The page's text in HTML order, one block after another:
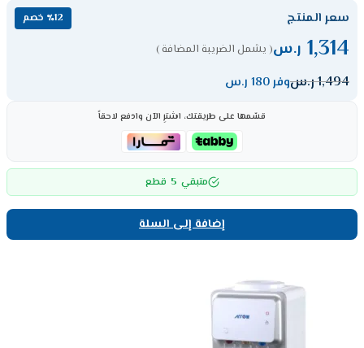
سعر المنتج ٪12 خصم
1,314 ر.س( يشمل الضريبة المضافة )
1,494ر.سوفر 180 ر.س
قسّمها على طريقتك، اشترِ الآن وادفع لاحقاً
متبقي 5 قطع
إضافة إلى السلة